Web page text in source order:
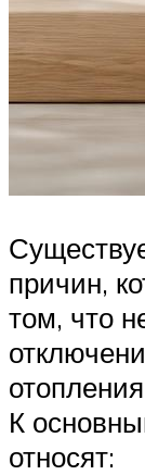
причин,
том, что
К
относят: